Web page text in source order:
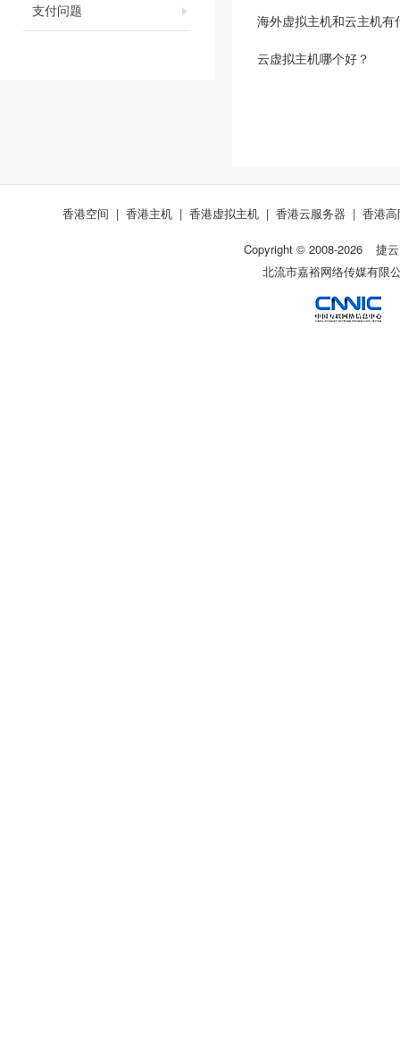
支付问题
海外虚拟主机和云主机
云虚拟主机哪个好？
香港空间 | 香港主机 | 香港虚拟主机 | 香港云服务器 | 香港
Copyright © 2008-2026
捷云
北流市嘉裕网络传媒有限